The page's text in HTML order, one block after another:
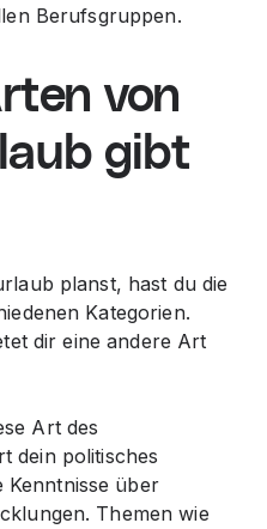
Berufsgruppen.
von
gibt
planst, hast du die
Kategorien.
dir eine andere Art
Art des
dein politisches
Kenntnisse über
Themen wie